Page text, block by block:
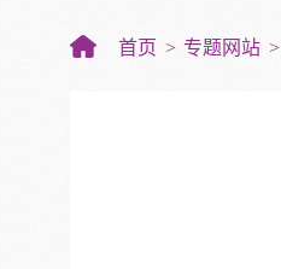
首页 专题网站